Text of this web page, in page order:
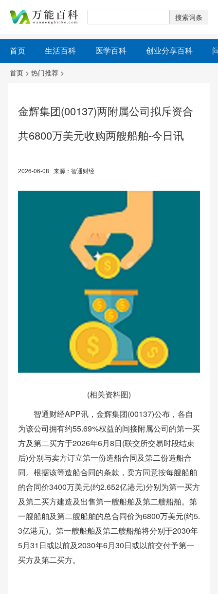
首页 生活百科 医学百科 创业分享百科
首页 > 热门推荐 >
金辉集团(00137)两附属公司拟斥资合
共6800万美元收购两艘船舶-今日讯
2026-06-08 来源：智通财经
(相关资料图)
智通财经APP讯，金辉集团(00137)公布，各自
为该公司拥有约55.69%权益的间接附属公司的第一买
方及第二买方于2026年6月8日(联交所交易时段结束
后)分别与卖方订立第一份造船合同及第二份造船合
同。根据该等造船合同的条款，卖方同意按每艘船舶
的合同价3400万美元(约2.652亿港元)分别为第一买方
及第二买方建造及出售第一艘船舶及第二艘船舶。第
一艘船舶及第二艘船舶的总合同价为6800万美元(约5.
3亿港元)。第一艘船舶及第二艘船舶将分别于2030年
5月31日或以前及2030年6月30日或以前交付予第一
买方及第二买方。